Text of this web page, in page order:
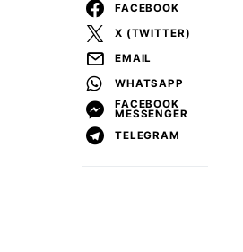
FACEBOOK
X (TWITTER)
EMAIL
WHATSAPP
FACEBOOK
MESSENGER
TELEGRAM